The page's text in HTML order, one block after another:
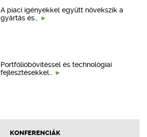
A piaci igényekkel együtt növekszik a
gyártás és…
Portfólióbővítéssel és technológiai
fejlesztésekkel…
KONFERENCIÁK